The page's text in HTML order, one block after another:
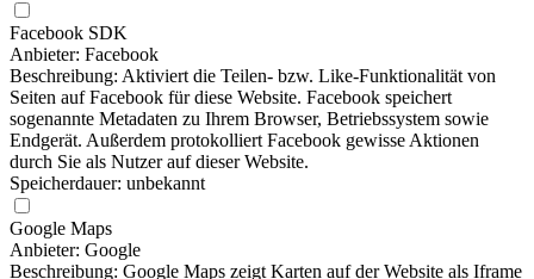
Facebook SDK
Anbieter: Facebook
Beschreibung: Aktiviert die Teilen- bzw. Like-Funktionalität von
Seiten auf Facebook für diese Website. Facebook speichert
sogenannte Metadaten zu Ihrem Browser, Betriebssystem sowie
Endgerät. Außerdem protokolliert Facebook gewisse Aktionen
durch Sie als Nutzer auf dieser Website.
Speicherdauer: unbekannt
Google Maps
Anbieter: Google
Beschreibung: Google Maps zeigt Karten auf der Website als Iframe